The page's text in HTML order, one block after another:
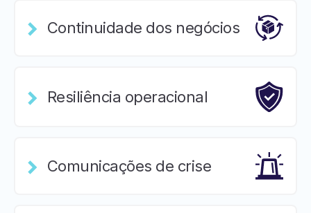
Continuidade dos negócios
Resiliência operacional
Comunicações de crise